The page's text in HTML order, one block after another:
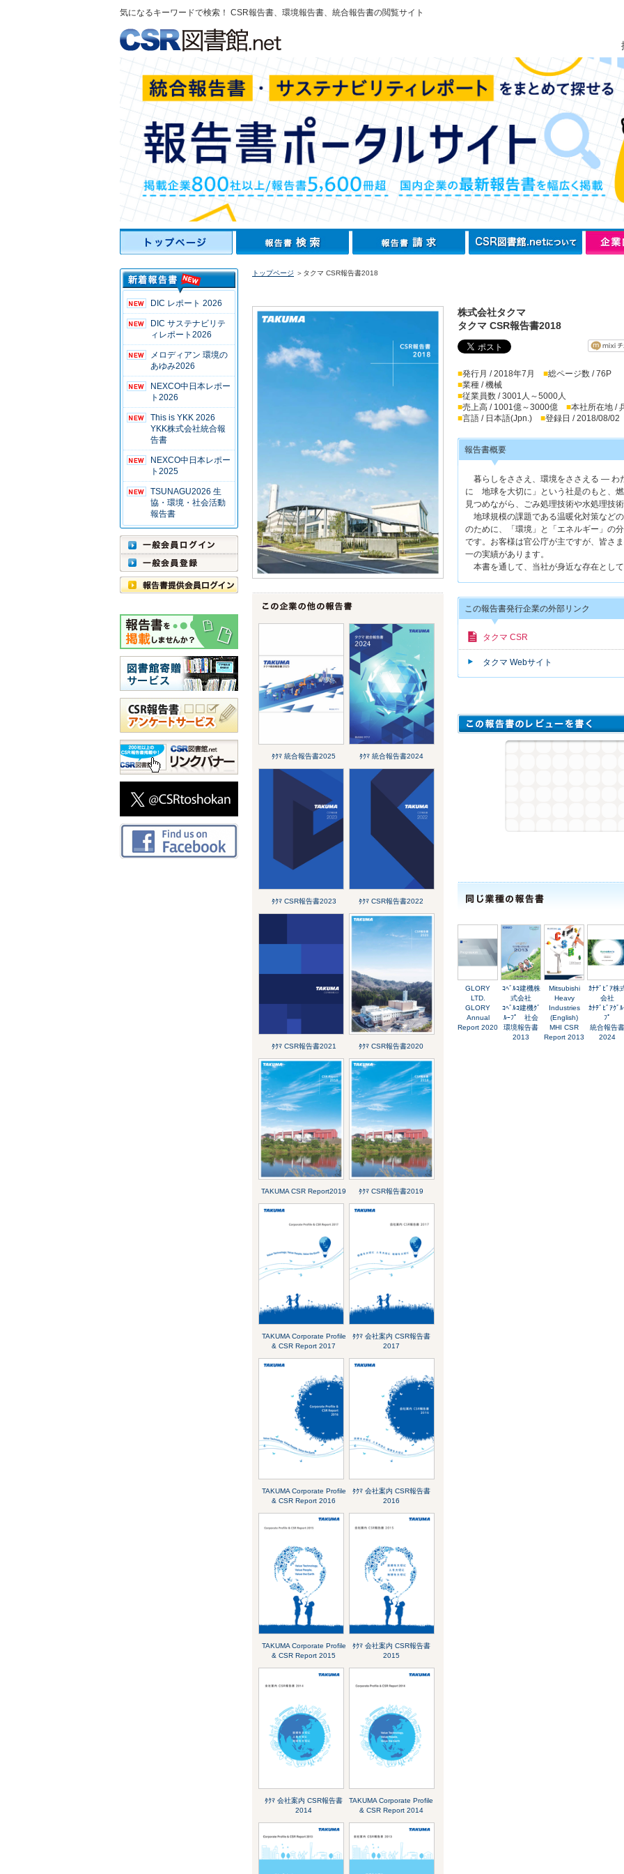
気になるキーワードで検索！ CSR報告書、環境報告書、統合報告書の閲覧サイト
DIC レポート 2026
DIC サステナビリテ
ィレポート2026
メロディアン 環境の
あゆみ2026
NEXCO中日本レポー
ト2026
This is YKK 2026
YKK株式会社統合報
告書
NEXCO中日本レポー
ト2025
TSUNAGU2026 生
協・環境・社会活動
報告書
トップページ ＞タクマ CSR報告書2018
ﾀｸﾏ 統合報告書2025 ﾀｸﾏ 統合報告書2024
ﾀｸﾏ CSR報告書2023 ﾀｸﾏ CSR報告書2022
ﾀｸﾏ CSR報告書2021 ﾀｸﾏ CSR報告書2020
TAKUMA CSR Report2019 ﾀｸﾏ CSR報告書2019
TAKUMA Corporate Profile
& CSR Report 2017
ﾀｸﾏ 会社案内 CSR報告書
2017
TAKUMA Corporate Profile
& CSR Report 2016
ﾀｸﾏ 会社案内 CSR報告書
2016
TAKUMA Corporate Profile
& CSR Report 2015
ﾀｸﾏ 会社案内 CSR報告書
2015
ﾀｸﾏ 会社案内 CSR報告書
2014
TAKUMA Corporate Profile
& CSR Report 2014
株式会社タクマ
タクマ CSR報告書2018
■発行月 / 2018年7月 ■総ページ数 / 76P
■業種 / 機械
■従業員数 / 3001人～5000人
■売上高 / 1001億～3000億 ■本社所在地 /
■言語 / 日本語(Jpn.) ■登録日 / 2018/08/02
報告書概要
暮らしをささえ、環境をささえる ― わ
に 地球を大切に」という社是のもと、
見つめながら、ごみ処理技術や水処理技
地球規模の課題である温暖化対策など
のために、「環境」と「エネルギー」の
です。お客様は官公庁が主ですが、皆さ
一の実績があります。
本書を通して、当社が身近な存在として
この報告書発行企業の外部リンク
タクマ CSR
タクマ Webサイト
GLORY
LTD.
GLORY
Annual
Report 2020
ｺﾍﾞﾙｺ建機株
式会社
ｺﾍﾞﾙｺ建機ｸﾞ
ﾙｰﾌﾟ 社会
環境報告書
2013
Mitsubishi
Heavy
Industries
(English)
MHI CSR
Report 2013
ｶﾅﾃﾞﾋﾞｱ株
会社
ｶﾅﾃﾞﾋﾞｱｸﾞﾙ
ﾌﾟ
統合報告書
2024